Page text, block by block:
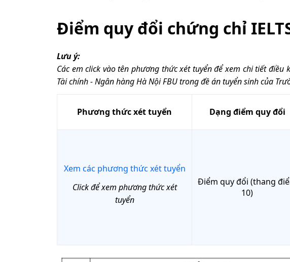
Điểm quy đổi chứng chỉ
Lưu ý:
Các em click vào tên phương thức xét tuyển để xem chi tiết điều
Tài chính - Ngân hàng Hà Nội FBU trong đề án tuyển sinh của
Phương thức xét tuyển Dạng điểm quy đổi
Xem các phương thức xét tuyển
Click để xem phương thức xét
tuyển
Điểm quy đổi (thang
10)